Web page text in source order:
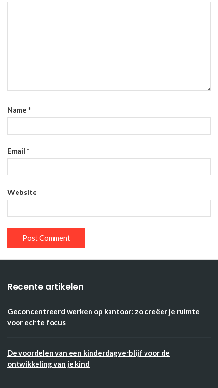
Name *
Email *
Website
Recente artikelen
Geconcentreerd werken op kantoor: zo creëer je ruimte
voor echte focus
De voordelen van een kinderdagverblijf voor de
ontwikkeling van je kind